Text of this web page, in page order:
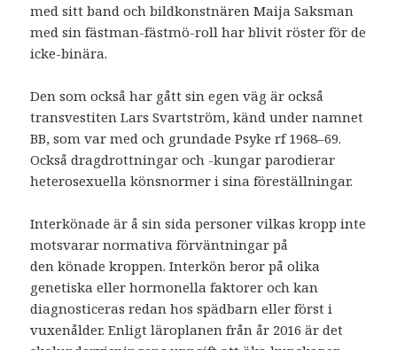
med sitt band och bildkonstnären Maija Saksman
med sin fästman-fästmö-roll har blivit röster för de
icke-binära.
Den som också har gått sin egen väg är också
transvestiten Lars Svartström, känd under namnet
BB, som var med och grundade Psyke rf 1968–69.
Också dragdrottningar och -kungar parodierar
heterosexuella könsnormer i sina föreställningar.
Interkönade är å sin sida personer vilkas kropp inte
motsvarar normativa förväntningar på
den könade kroppen. Interkön beror på olika
genetiska eller hormonella faktorer och kan
diagnosticeras redan hos spädbarn eller först i
vuxenålder. Enligt läroplanen från år 2016 är det